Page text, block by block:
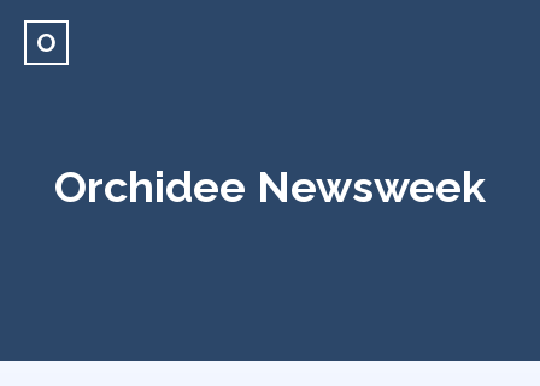
O
Orchidee Newsweek